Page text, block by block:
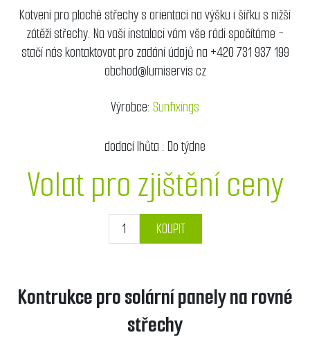
Kotvení pro ploché střechy s orientací na výšku i šířku s nižší
zátěží střechy. Na vaši instalaci vám vše rádi spočítáme -
stačí nás kontaktovat pro zadání údajů na +420 731 937 199
obchod@lumiservis.cz
Výrobce:Sunfixings
dodací lhůta :Do týdne
Volat pro zjištění ceny
KOUPIT
Kontrukce pro solární panely na rovné
střechy